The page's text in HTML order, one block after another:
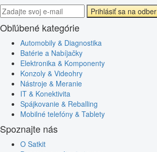
Prihlásiť sa na odber
Obľúbené kategórie
Automobily & Diagnostika
Batérie a Nabíjačky
Elektronika & Komponenty
Konzoly & Videohry
Nástroje & Meranie
IT & Konektivita
Spájkovanie & Reballing
Mobilné telefóny & Tablety
Spoznajte nás
O Satkit